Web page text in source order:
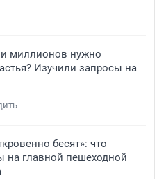
миллионов нужно
Изучили запросы на
бесят»: что
на главной пешеходной